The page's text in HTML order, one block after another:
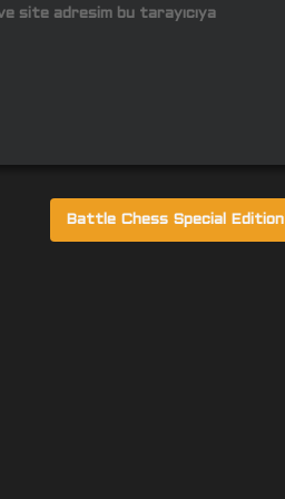
site adresim bu tarayıcıya
Battle Chess Special Edition